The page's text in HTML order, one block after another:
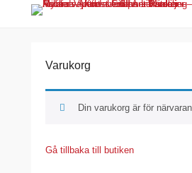
Varukorg
Din varukorg är för
Gå tillbaka till butiken